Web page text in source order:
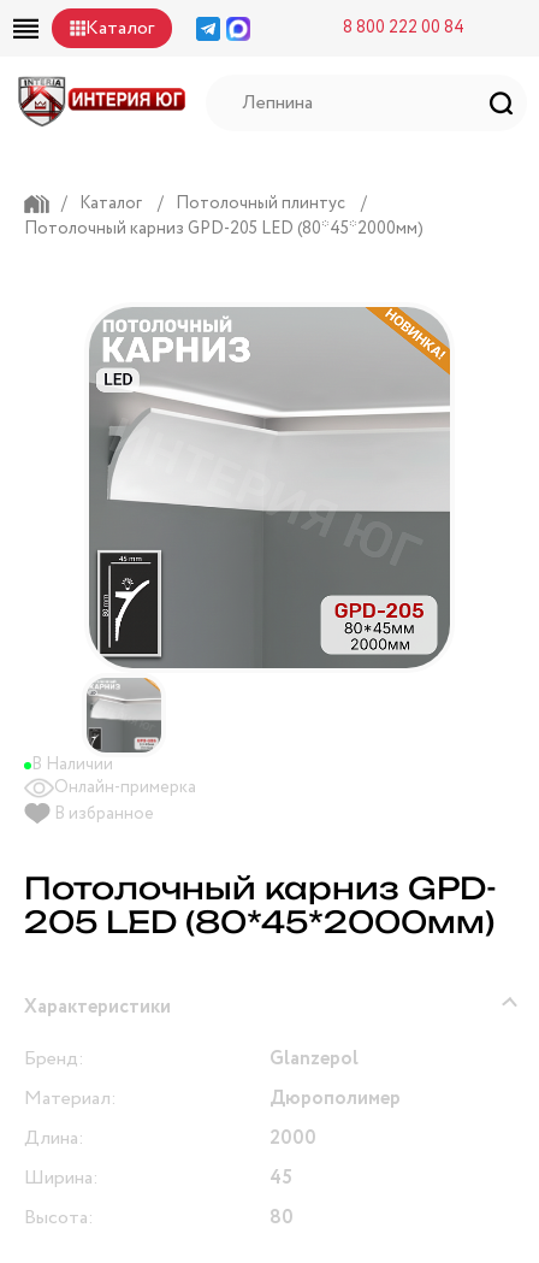
Каталог 8 800 222 00 84
/ Каталог / Потолочный плинтус
/
Потолочный карниз GPD-205 LED (80*45*2000мм)
В Наличии
Онлайн-примерка
В избранное
Потолочный карниз GPD-
205 LED (80*45*2000мм)
Характеристики
Бренд:
Glanzepol
Материал:
Дюрополимер
Длина:
2000
Ширина:
45
Высота:
80